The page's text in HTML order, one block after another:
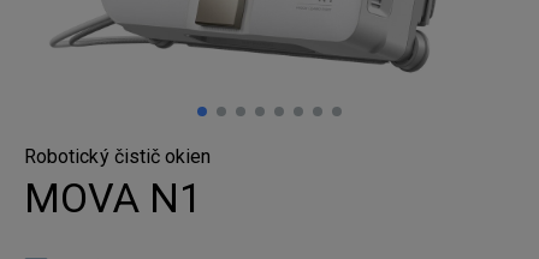
Robotický čistič okien
MOVA N1